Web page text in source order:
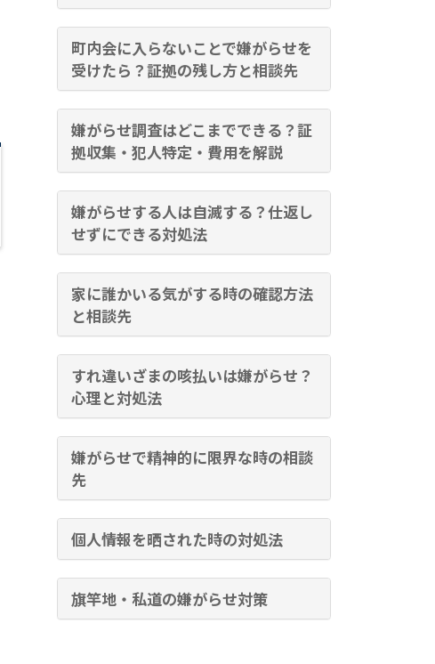
町内会に入らないことで嫌がらせを
受けたら？証拠の残し方と相談先
嫌がらせ調査はどこまでできる？証
拠収集・犯人特定・費用を解説
嫌がらせする人は自滅する？仕返し
せずにできる対処法
家に誰かいる気がする時の確認方法
と相談先
すれ違いざまの咳払いは嫌がらせ？
心理と対処法
嫌がらせで精神的に限界な時の相談
先
個人情報を晒された時の対処法
旗竿地・私道の嫌がらせ対策